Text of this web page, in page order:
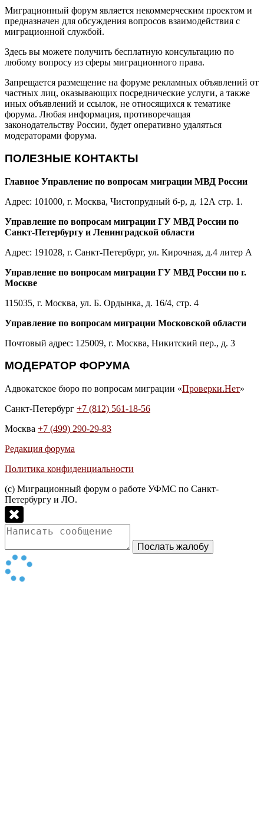
Миграционный форум является некоммерческим проектом и
предназначен для обсуждения вопросов взаимодействия с
миграционной службой.
Здесь вы можете получить бесплатную консультацию по
любому вопросу из сферы миграционного права.
Запрещается размещение на форуме рекламных объявлений от
частных лиц, оказывающих посреднические услуги, а также
иных объявлений и ссылок, не относящихся к тематике
форума. Любая информация, противоречащая
законодательству России, будет оперативно удаляться
модераторами форума.
ПОЛЕЗНЫЕ КОНТАКТЫ
Главное Управление по вопросам миграции МВД России
Адрес: 101000, г. Москва, Чистопрудный б-р, д. 12А стр. 1.
Управление по вопросам миграции ГУ МВД России по
Санкт-Петербургу и Ленинградской области
Адрес: 191028, г. Санкт-Петербург, ул. Кирочная, д.4 литер А
Управление по вопросам миграции ГУ МВД России по г.
Москве
115035, г. Москва, ул. Б. Ордынка, д. 16/4, стр. 4
Управление по вопросам миграции Московской области
Почтовый адрес: 125009, г. Москва, Никитский пер., д. 3
МОДЕРАТОР ФОРУМА
Адвокатское бюро по вопросам миграции «Проверки.Нет»
Санкт-Петербург +7 (812) 561-18-56
Москва +7 (499) 290-29-83
Редакция форума
Политика конфиденциальности
(с) Миграционный форум о работе УФМС по Санкт-
Петербургу и ЛО.